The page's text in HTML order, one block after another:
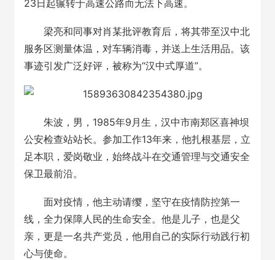
23日起辗转于高速公路而无法下高速。
梁亮和同事对肖某批评教育后，将其带至汉中北
服务区测量体温，对车辆消毒，并送上生活用品。该
事迹引发广泛好评，被称为“汉中式厚道”。
朱波，男，1985年9月生，汉中市南郑区喜神坝
公安检查站站长。参加工作13年来，他扎根基层，立
足本职，爱岗敬业，始终战斗在交通管理与交通安全
保卫最前沿。
面对疫情，他主动请缨，坚守在疫情防控第一
线，全力保障人民的生命安全。他是儿子，也是父
亲，更是一名共产党员，他用自己的实际行动践行初
心与使命。